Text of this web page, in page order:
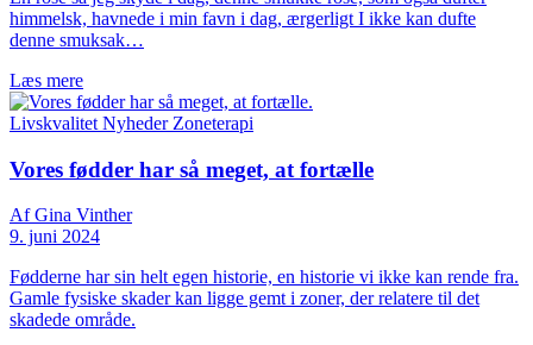
himmelsk, havnede i min favn i dag, ærgerligt I ikke kan dufte
denne smuksak…
Læs mere
Livskvalitet Nyheder Zoneterapi
Vores fødder har så meget, at fortælle
Af Gina Vinther
9. juni 2024
Fødderne har sin helt egen historie, en historie vi ikke kan rende fra.
Gamle fysiske skader kan ligge gemt i zoner, der relatere til det
skadede område.